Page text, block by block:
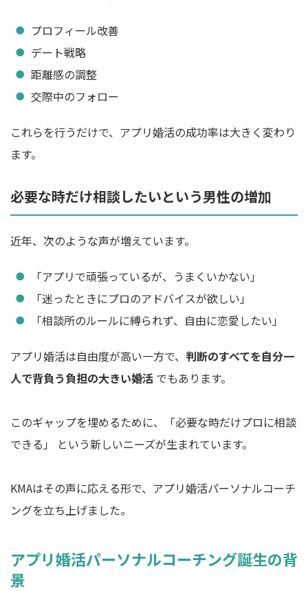
プロフィール改善
デート戦略
距離感の調整
交際中のフォロー
これらを行うだけで、アプリ婚活の成功率は大きく変わり
ます。
必要な時だけ相談したいという男性の増加
近年、次のような声が増えています。
「アプリで頑張っているが、うまくいかない」
「迷ったときにプロのアドバイスが欲しい」
「相談所のルールに縛られず、自由に恋愛したい」
アプリ婚活は自由度が高い一方で、 判断のすべてを自分一
人で背負う負担の大きい婚活 でもあります。
このギャップを埋めるために、「必要な時だけプロに相談
できる」 という新しいニーズが生まれています。
KMAはその声に応える形で、アプリ婚活パーソナルコーチ
ングを立ち上げました。
アプリ婚活パーソナルコーチング誕生の背
景